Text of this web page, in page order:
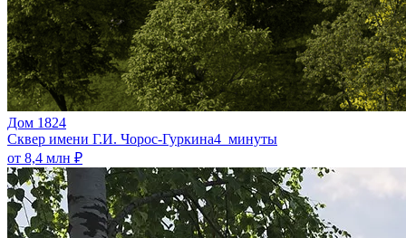
Дом 1824
Сквер имени Г.И. Чорос-Гуркина4 минуты
от 8,4 млн ₽